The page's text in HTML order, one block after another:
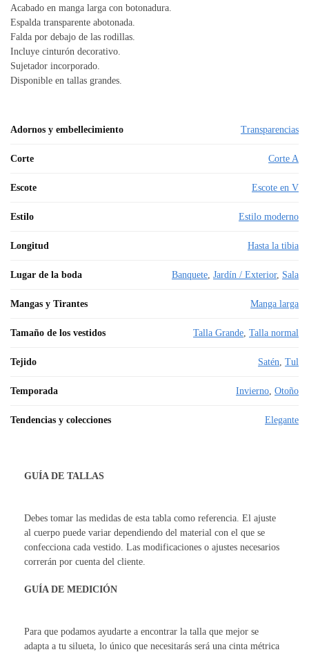
Acabado en manga larga con botonadura.
Espalda transparente abotonada.
Falda por debajo de las rodillas.
Incluye cinturón decorativo.
Sujetador incorporado.
Disponible en tallas grandes.
Adornos y embellecimiento Transparencias
Corte Corte A
Escote Escote en V
Estilo Estilo moderno
Longitud Hasta la tibia
Lugar de la boda Banquete Jardín / Exterior, Sala
Mangas y Tirantes Manga larga
Tamaño de los vestidos Talla Grande Talla normal
Tejido Satén Tul
Temporada Invierno Otoño
Tendencias y colecciones Elegante
GUÍA DE TALLAS
Debes tomar las medidas de esta tabla como referencia. El ajuste
al cuerpo puede variar dependiendo del material con el que se
confecciona cada vestido. Las modificaciones o ajustes necesarios
correrán por cuenta del cliente.
GUÍA DE MEDICIÓN
Para que podamos ayudarte a encontrar la talla que mejor se
adapta a tu silueta, lo único que necesitarás será una cinta métrica